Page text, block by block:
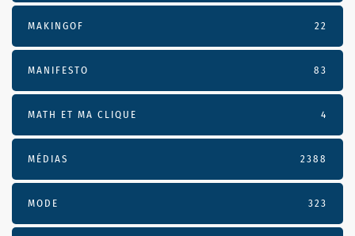
MAKINGOF 22
MANIFESTO 83
MATH ET MA CLIQUE 4
MÉDIAS 2388
MODE 323